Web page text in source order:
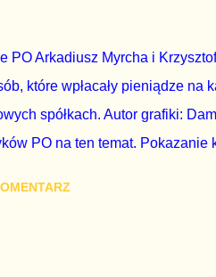
PO Arkadiusz Myrcha i
które wpłacały pieniądze na
spółkach. Autor grafiki:
PO na ten temat.